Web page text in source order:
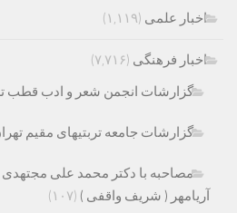
اخبار علمی (۱,۱۱۹)
اخبار فرهنگی (۷,۷۱۶)
گزارشات انجمن شعر و ادب قطب
گزارشات جامعه تربتیهای مقیم
مصاحبه با دکتر محمد علی مجتهدی
آریامهر ( شریف واقفی ) (۱۰۷)